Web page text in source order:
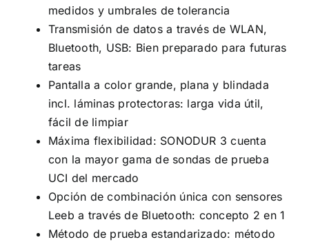
medidos y umbrales de tolerancia
Transmisión de datos a través de WLAN,
Bluetooth, USB: Bien preparado para futuras
tareas
Pantalla a color grande, plana y blindada
incl. láminas protectoras: larga vida útil,
fácil de limpiar
Máxima flexibilidad: SONODUR 3 cuenta
con la mayor gama de sondas de prueba
UCI del mercado
Opción de combinación única con sensores
Leeb a través de Bluetooth: concepto 2 en 1
Método de prueba estandarizado: método